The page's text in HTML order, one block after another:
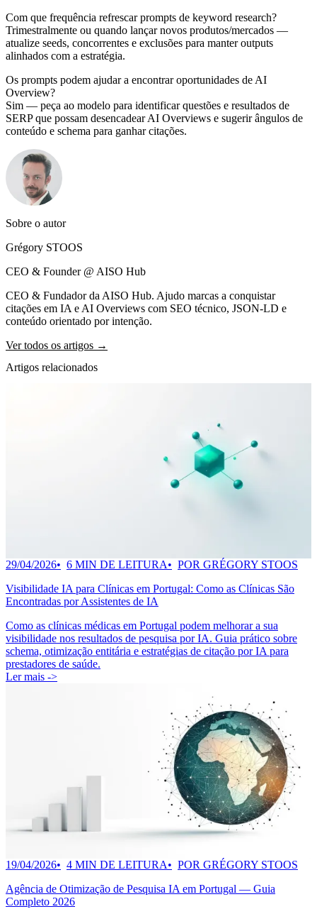
Com que frequência refrescar prompts de keyword research?
Trimestralmente ou quando lançar novos produtos/mercados —
atualize seeds, concorrentes e exclusões para manter outputs
alinhados com a estratégia.
Os prompts podem ajudar a encontrar oportunidades de AI
Overview?
Sim — peça ao modelo para identificar questões e resultados de
SERP que possam desencadear AI Overviews e sugerir ângulos de
conteúdo e schema para ganhar citações.
Sobre o autor
Grégory STOOS
CEO & Founder @ AISO Hub
CEO & Fundador da AISO Hub. Ajudo marcas a conquistar
citações em IA e AI Overviews com SEO técnico, JSON-LD e
conteúdo orientado por intenção.
Ver todos os artigos →
Artigos relacionados
29/04/2026 6 MIN DE LEITURA
POR GRÉGORY STOOS
Visibilidade IA para Clínicas em Portugal: Como as Clínicas São
Encontradas por Assistentes de IA
Como as clínicas médicas em Portugal podem melhorar a sua
visibilidade nos resultados de pesquisa por IA. Guia prático sobre
schema, otimização entitária e estratégias de citação por IA para
prestadores de saúde.
Ler mais ->
19/04/2026 4 MIN DE LEITURA
POR GRÉGORY STOOS
Agência de Otimização de Pesquisa IA em Portugal — Guia
Completo 2026